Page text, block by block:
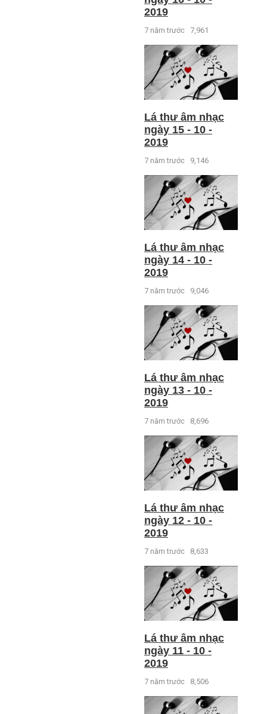
2019
7 năm trước 7,961
Lá thư âm nhạc
ngày 15 - 10 -
2019
7 năm trước 9,146
Lá thư âm nhạc
ngày 14 - 10 -
2019
7 năm trước 9,046
Lá thư âm nhạc
ngày 13 - 10 -
2019
7 năm trước 8,696
Lá thư âm nhạc
ngày 12 - 10 -
2019
7 năm trước 8,633
Lá thư âm nhạc
ngày 11 - 10 -
2019
7 năm trước 8,506